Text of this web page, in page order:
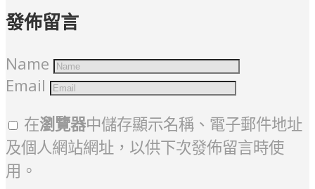
發佈留言
Name
Email
在瀏覽器中儲存顯示名稱、電子郵件地址
及個人網站網址，以供下次發佈留言時使
用。